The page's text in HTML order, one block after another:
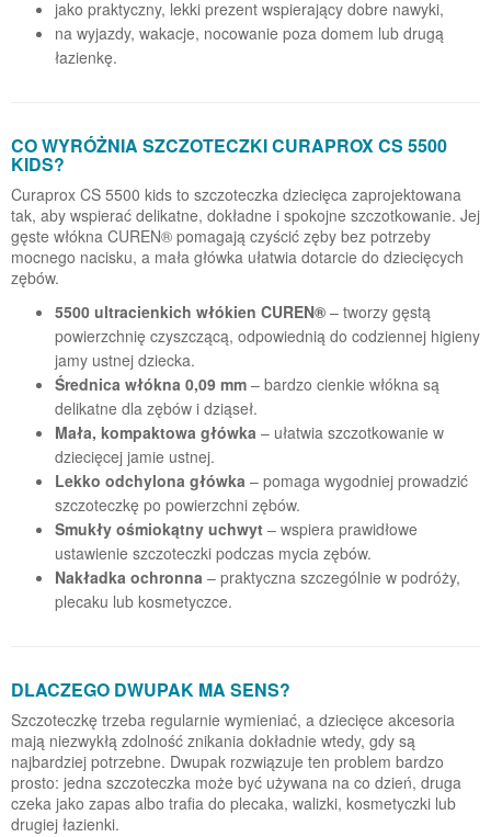
jako praktyczny, lekki prezent wspierający dobre nawyki,
na wyjazdy, wakacje, nocowanie poza domem lub drugą
łazienkę.
CO WYRÓŻNIA SZCZOTECZKI CURAPROX CS 5500
KIDS?
Curaprox CS 5500 kids to szczoteczka dziecięca zaprojektowana
tak, aby wspierać delikatne, dokładne i spokojne szczotkowanie. Jej
gęste włókna CUREN® pomagają czyścić zęby bez potrzeby
mocnego nacisku, a mała główka ułatwia dotarcie do dziecięcych
zębów.
5500 ultracienkich włókien CUREN® – tworzy gęstą
powierzchnię czyszczącą, odpowiednią do codziennej higieny
jamy ustnej dziecka.
Średnica włókna 0,09 mm – bardzo cienkie włókna są
delikatne dla zębów i dziąseł.
Mała, kompaktowa główka – ułatwia szczotkowanie w
dziecięcej jamie ustnej.
Lekko odchylona główka – pomaga wygodniej prowadzić
szczoteczkę po powierzchni zębów.
Smukły ośmiokątny uchwyt – wspiera prawidłowe
ustawienie szczoteczki podczas mycia zębów.
Nakładka ochronna – praktyczna szczególnie w podróży,
plecaku lub kosmetyczce.
DLACZEGO DWUPAK MA SENS?
Szczoteczkę trzeba regularnie wymieniać, a dziecięce akcesoria
mają niezwykłą zdolność znikania dokładnie wtedy, gdy są
najbardziej potrzebne. Dwupak rozwiązuje ten problem bardzo
prosto: jedna szczoteczka może być używana na co dzień, druga
czeka jako zapas albo trafia do plecaka, walizki, kosmetyczki lub
drugiej łazienki.